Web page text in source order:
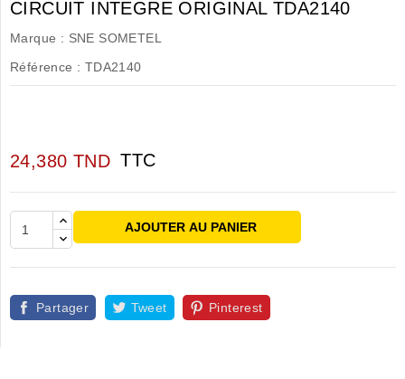
CIRCUIT INTEGRE ORIGINAL TDA2140
Marque : SNE SOMETEL
Référence : TDA2140
24,380 TND TTC
AJOUTER AU PANIER
Partager Tweet Pinterest